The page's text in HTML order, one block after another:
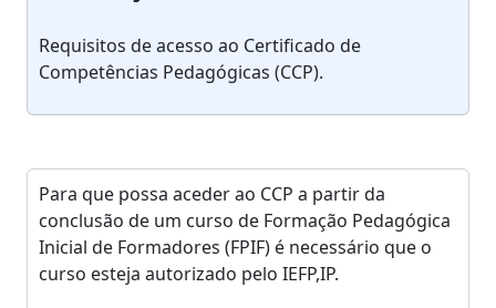
Requisitos de acesso ao Certificado de
Competências Pedagógicas (CCP).
Para que possa aceder ao CCP a partir da
conclusão de um curso de Formação Pedagógica
Inicial de Formadores (FPIF) é necessário que o
curso esteja autorizado pelo IEFP,IP.